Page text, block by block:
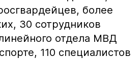
более
30 сотрудников
отдела МВД
110 специалистов